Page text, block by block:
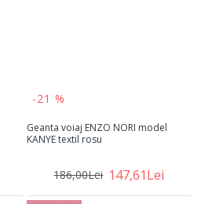
-21 %
Geanta voiaj ENZO NORI model
KANYE textil rosu
147,61Lei
186,00Lei